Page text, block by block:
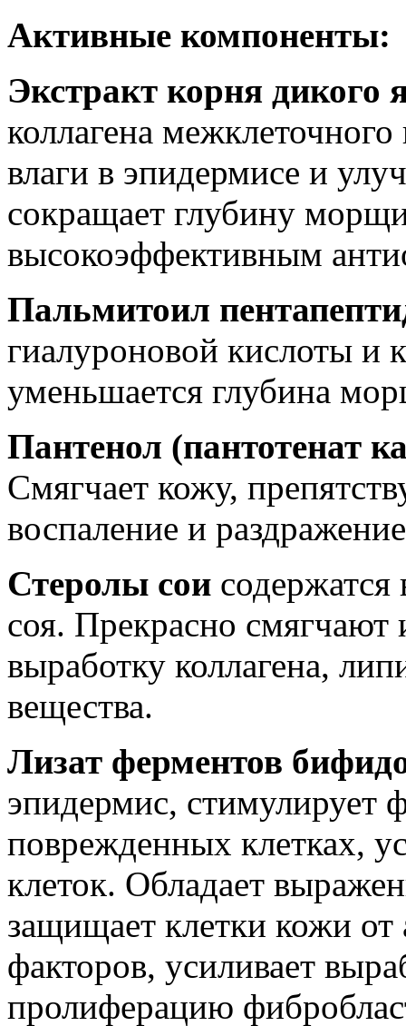
Активные компоненты:
Экстракт корня дикого
коллагена
влаги в эпидермисе и
сокращает глубину
высокоэффективным
Пальмитоил
гиалуроновой кислоты и
уменьшается глубина
Пантенол (пантотенат
Смягчает кожу,
воспаление и
Стеролы сои
соя. Прекрасно
выработку коллагена,
вещества.
Лизат ферментов
эпидермис, стимулирует
поврежденных клетках,
клеток. Обладает
защищает клетки кожи
факторов, усиливает
пролиферацию